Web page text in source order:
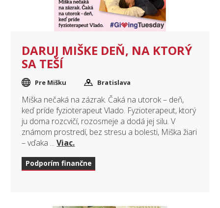
DARUJ MIŠKE DEŇ, NA KTORÝ
SA TEŠÍ
Pre Mišku Bratislava
Miška nečaká na zázrak. Čaká na utorok – deň,
keď príde fyzioterapeut Vlado. Fyzioterapeut, ktorý
ju doma rozcvičí, rozosmeje a dodá jej silu. V
známom prostredí, bez stresu a bolesti, Miška žiari
– vďaka ...Viac.
Podporím finančne